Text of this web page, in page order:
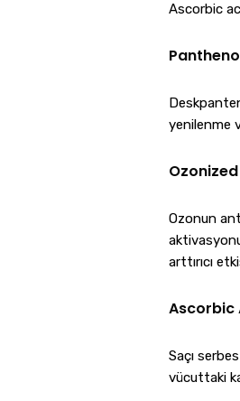
Ascorbic
yenilenme
Ozonun
arttırıcı
Ascorbic
Saçı
vücuttaki